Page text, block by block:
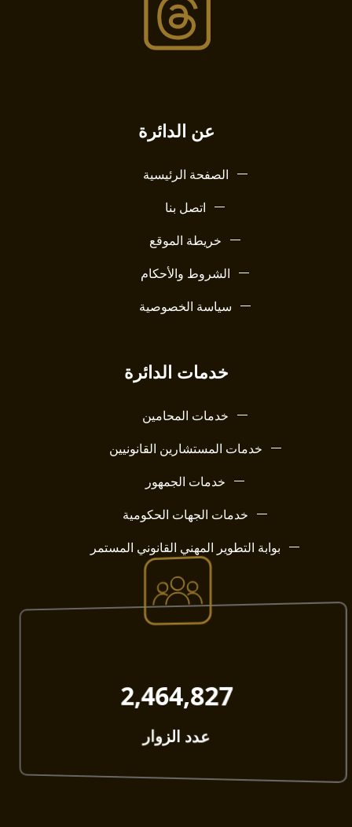
عن الدائرة
الصفحة الرئيسية
اتصل بنا
خريطة الموقع
الشروط والأحكام
سياسة الخصوصية
خدمات الدائرة
خدمات المحامين
خدمات المستشارين القانونيين
خدمات الجمهور
خدمات الجهات الحكومية
بوابة التطوير المهني القانوني المستمر
2,464,827​
عدد الزوار